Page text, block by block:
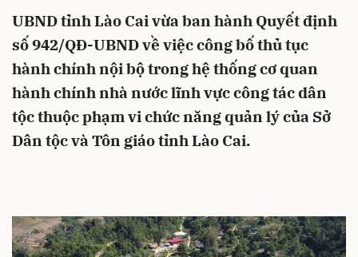
UBND tỉnh Lào Cai vừa ban hành Quyết định
số 942/QĐ-UBND về việc công bố thủ tục
hành chính nội bộ trong hệ thống cơ quan
hành chính nhà nước lĩnh vực công tác dân
tộc thuộc phạm vi chức năng quản lý của Sở
Dân tộc và Tôn giáo tỉnh Lào Cai.